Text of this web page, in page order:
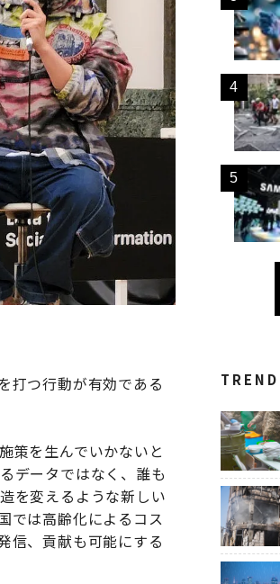
打つ行動が有効である
策を生んでいかないと
データではなく、誰も
を変えるような新しい
では高齢化によるコス
信、貢献も可能にする
TREND